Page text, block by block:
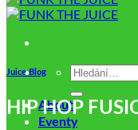
Hledat:
About
Eventy
Juice Blog
HIP HOP